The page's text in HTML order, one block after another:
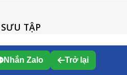
Nhắn Zalo Trở lại